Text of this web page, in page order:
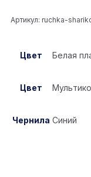
Артикул: ruchka-
Цвет Белая
Цвет
Чернила Синий